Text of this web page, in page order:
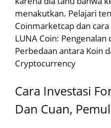
menakutkan. Pelajari
Coinmarketcap dan
LUNA Coin: Pengenalan
Perbedaan antara Koin
Cryptocurrency
Cara Investasi
Dan Cuan,